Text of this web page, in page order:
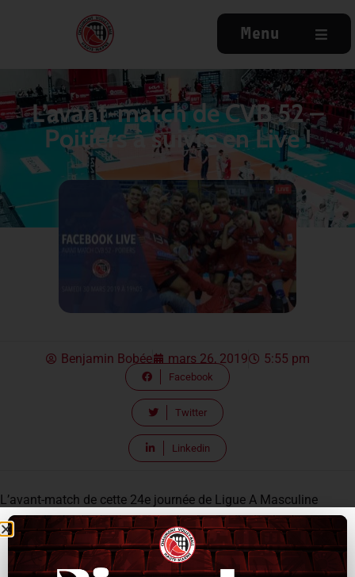
Menu
L’avant-match de CVB 52 –
Poitiers à suivre en Live !
Benjamin Bobée mars 26, 2019 5:55 pm
Facebook
Twitter
Linkedin
L’avant-match de cette 24e journée de Ligue A Masculine
contre le Stade Poitevin VolleyBeach, sera à suivre en direct sur
la page Facebook du Chaumont Volley-Ball 52.
Vous pourrez suivre toute la préparation de la rencontre, de